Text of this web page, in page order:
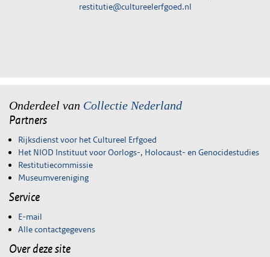
restitutie@cultureelerfgoed.nl
Onderdeel van Collectie Nederland
Partners
Rijksdienst voor het Cultureel Erfgoed
Het NIOD Instituut voor Oorlogs-, Holocaust- en Genocidestudies
Restitutiecommissie
Museumvereniging
Service
E-mail
Alle contactgegevens
Over deze site